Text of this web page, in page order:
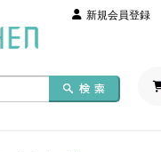
新規会員登録